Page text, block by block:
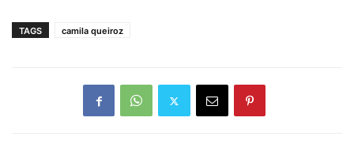
TAGS camila queiroz